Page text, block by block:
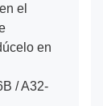
el
en
/ A32-